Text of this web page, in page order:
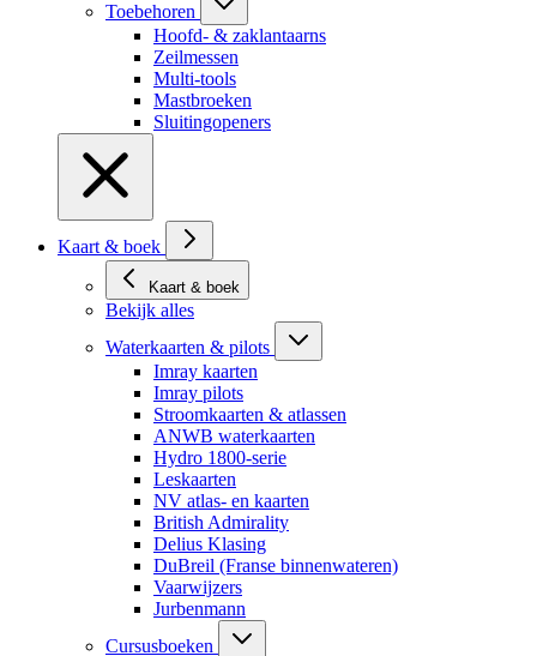
Toebehoren
Hoofd- & zaklantaarns
Zeilmessen
Multi-tools
Mastbroeken
Sluitingopeners
Kaart & boek
Kaart & boek
Bekijk alles
Waterkaarten & pilots
Imray kaarten
Imray pilots
Stroomkaarten & atlassen
ANWB waterkaarten
Hydro 1800-serie
Leskaarten
NV atlas- en kaarten
British Admirality
Delius Klasing
DuBreil (Franse binnenwateren)
Vaarwijzers
Jurbenmann
Cursusboeken